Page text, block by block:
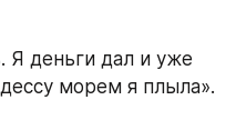
Я деньги дал и уже
морем я плыла».